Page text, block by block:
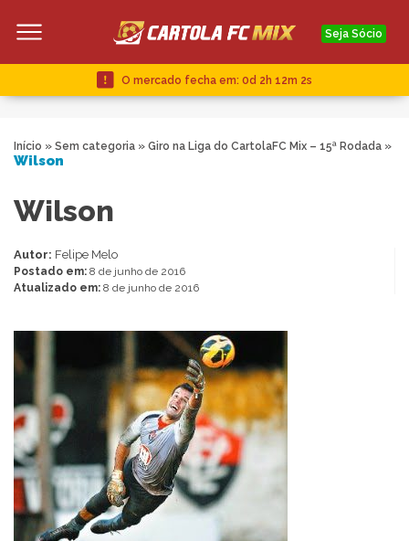
Seja Sócio
O mercado fecha em: 0d 2h 12m 1s
Início » Sem categoria » Giro na Liga do CartolaFC Mix – 15ª Rodada »
Wilson
Wilson
Autor: Felipe Melo
Postado em: 8 de junho de 2016
Atualizado em: 8 de junho de 2016